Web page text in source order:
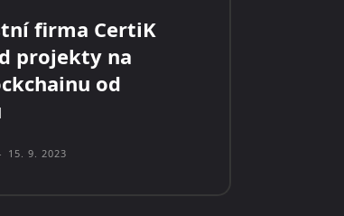
firma CertiK
projekty na
od
15. 9. 2023